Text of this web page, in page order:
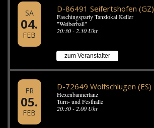
SA
04.
FEB
D-86491 Seifertshofen (GZ)
Faschingsparty Tanzlokal Keller
"Weiberball"
20:30 - 2.30 Uhr
zum Veranstalter
FR
05.
FEB
D-72649 Wolfschlugen (ES)
Hexenbannertanz
Turn- und Festhalle
20:30 - 2.00 Uhr